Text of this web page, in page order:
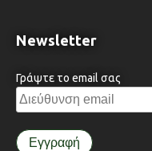
Newsletter
Γράψτε το email σας